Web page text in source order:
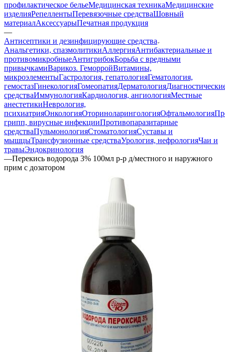
профилактическое бельеМедицинская техникаМедицинские
изделияРепеллентыПеревязочные средстваШовный
материалАксессуарыПечатная продукция
—
Антисептики и дезинфицирующие средства
Анальгетики, спазмолитикиАллергияАнтибактериальные и
противомикробныеАнтигрибокБорьба с вредными
привычкамиВарикоз. ГеморройВитамины,
микроэлементыГастрология, гепатологияГематология,
гемостазГинекологияГомеопатияДерматология
средстваИммунологияКардиология, ангиологияМестные
анестетикиНеврология,
психиатрияОнкологияОториноларингологияОфтальмология
грипп, вирусные инфекцииПротивопаразитарные
средстваПульмонологияСтоматологияСуставы и
мышцыТрансфузионные средстваУрология, нефрологияЧаи и
травыЭндокринология
—Перекись водорода 3% 100мл р-р д/местного и наружного
прим с дозатором